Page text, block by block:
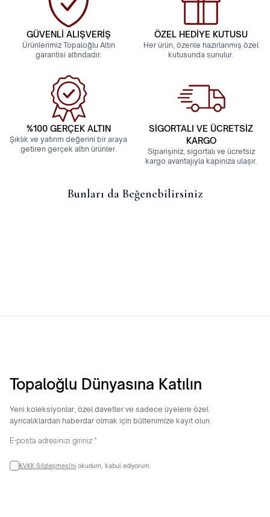
GÜVENLİ ALIŞVERİŞ
Ürünlerimiz Topaloğlu Altın
garantisi altındadır.
ÖZEL HEDİYE KUTUSU
Her ürün, özenle hazırlanmış özel
kutusunda sunulur.
%100 GERÇEK ALTIN
Şıklık ve yatırım değerini bir araya
getiren gerçek altın ürünler.
SİGORTALI VE ÜCRETSİZ
KARGO
Siparişiniz, sigortalı ve ücretsiz
kargo avantajıyla kapınıza ulaşır.
Bunları da Beğenebilirsiniz
Topaloğlu Dünyasına Katılın
Yeni koleksiyonlar, özel davetler ve sadece üyelere özel
ayrıcalıklardan haberdar olmak için bültenimize kayıt olun.
KVKK Sözleşmesi'ni okudum, kabul ediyorum.